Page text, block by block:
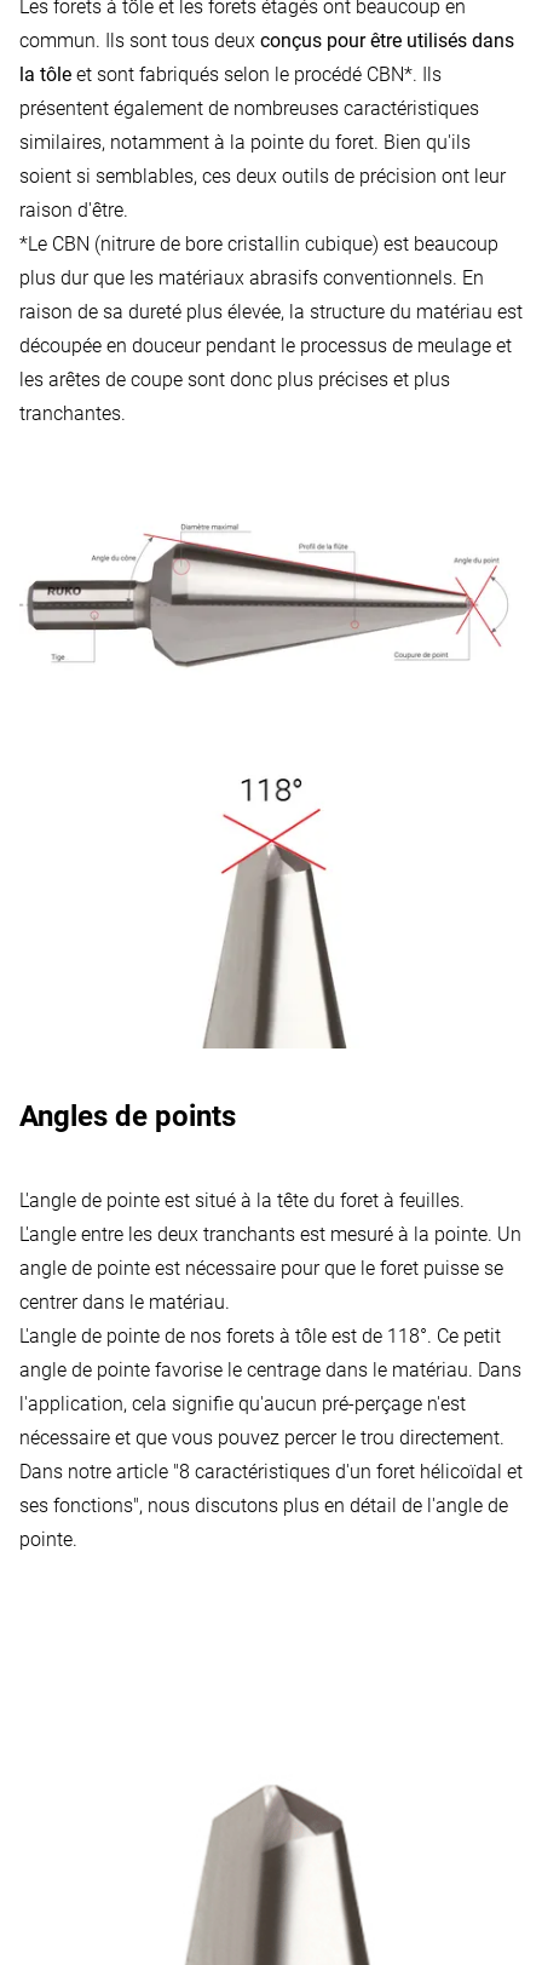
Les forets à tôle et les forets étagés ont beaucoup en
commun. Ils sont tous deux conçus pour être utilisés dans
la tôle et sont fabriqués selon le procédé CBN*. Ils
présentent également de nombreuses caractéristiques
similaires, notamment à la pointe du foret. Bien qu'ils
soient si semblables, ces deux outils de précision ont leur
raison d'être.
*Le CBN (nitrure de bore cristallin cubique) est beaucoup
plus dur que les matériaux abrasifs conventionnels. En
raison de sa dureté plus élevée, la structure du matériau est
découpée en douceur pendant le processus de meulage et
les arêtes de coupe sont donc plus précises et plus
tranchantes.
Angles de points
L'angle de pointe est situé à la tête du foret à feuilles.
L'angle entre les deux tranchants est mesuré à la pointe. Un
angle de pointe est nécessaire pour que le foret puisse se
centrer dans le matériau.
L'angle de pointe de nos forets à tôle est de 118°. Ce petit
angle de pointe favorise le centrage dans le matériau. Dans
l'application, cela signifie qu'aucun pré-perçage n'est
nécessaire et que vous pouvez percer le trou directement.
Dans notre article "8 caractéristiques d'un foret hélicoïdal et
ses fonctions", nous discutons plus en détail de l'angle de
pointe.